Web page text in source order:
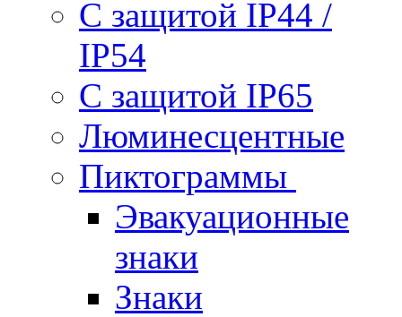
С защитой IP44 /
IP54
С защитой IP65
Люминесцентные
Пиктограммы
Эвакуационные
знаки
Знаки